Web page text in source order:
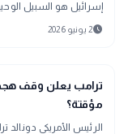
إسرائيل هو السبيل
مؤكداً تحمله للمسؤولية.
schedule2 يونيو 2026
bolt
عاجل
ترامب يعلن وقف
مؤقتة؟
الرئيس الأمريكي